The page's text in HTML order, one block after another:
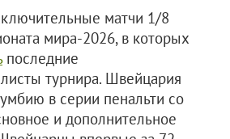
матчи 1/8
мира-2026, в которых
последние
турнира. Швейцария
в серии пенальти со
и дополнительное